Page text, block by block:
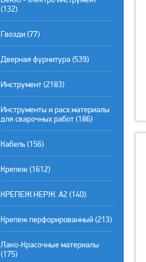
(132)
Гвозди (77)
Дверная фурнитура (539)
Инструмент (2183)
Инструменты и расх.материалы
для сварочных работ (186)
Кабель (156)
Крепеж (1612)
КРЕПЕЖ НЕРЖ. А2 (140)
Крепеж перфорированный (213)
Лако-Красочные материалы
(175)